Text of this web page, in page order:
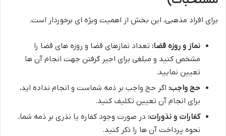
برای افراد مذهبی، این بخش از اهمیت ویژه ای برخوردار است.
نماز و روزه قضا: تعداد نمازهای قضا و روزه های قضا را
مشخص کنید و مبلغی برای اجیر گرفتن جهت انجام آن ها
تعیین نمایید.
حج واجب: اگر حج واجب بر ذمه شماست و انجام نداده اید،
برای انجام آن تعیین تکلیف کنید.
کفارات و نذورات: در صورت وجود کفاره یا نذری بر ذمه شما،
نحوه پرداخت آن ها را ذکر کنید.